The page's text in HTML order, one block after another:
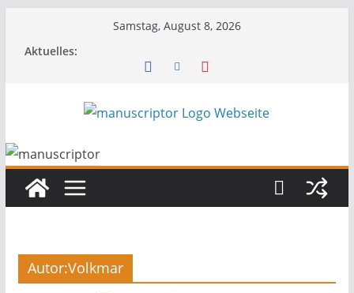
Samstag, August 8, 2026
Aktuelles:
Autor:Volkmar